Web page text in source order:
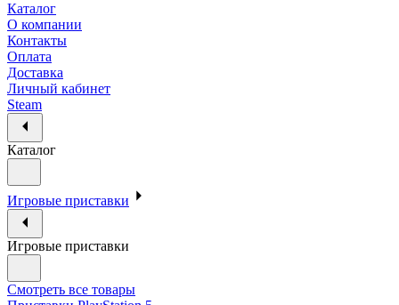
Каталог
О компании
Контакты
Оплата
Доставка
Личный кабинет
Steam
Каталог
Игровые приставки
Игровые приставки
Смотреть все товары